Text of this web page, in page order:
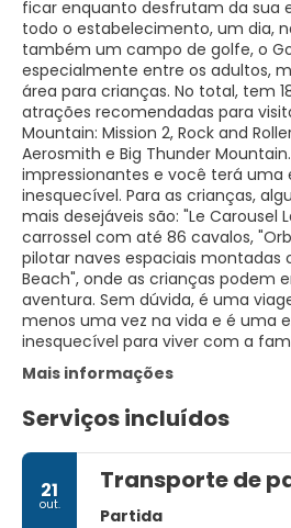
ficar enquanto desfrutam da sua
todo o estabelecimento, um dia,
também um campo de golfe, o
especialmente entre os adultos,
área para crianças. No total, tem
atrações recomendadas para
Mountain: Mission 2, Rock and
Aerosmith e Big Thunder
impressionantes e você terá uma
inesquecível. Para as crianças,
mais desejáveis são: "Le Carousel
carrossel com até 86 cavalos,
pilotar naves espaciais montadas
Beach", onde as crianças podem
aventura. Sem dúvida, é uma
menos uma vez na vida e é uma
inesquecível para viver com a
Mais informações
Serviços incluídos
21
out.
Transporte de
Partida